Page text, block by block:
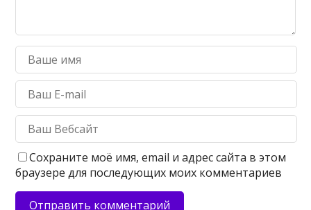
Сохраните моё имя, email и адрес сайта в этом
браузере для последующих моих комментариев